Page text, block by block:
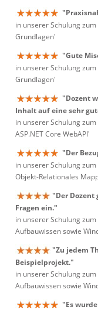
in unserer Schulung
Grundlagen'
"Gute
in unserer Schulung
Grundlagen'
"Dozent
Inhalt auf eine sehr
in unserer Schulung
ASP.NET Core WebAPI'
"Der
in unserer Schulung
Objekt-Relationales
"Der
Fragen ein."
in unserer Schulung
Aufbauwissen sowie
"Zu jedem
Beispielprojekt."
in unserer Schulung
Aufbauwissen sowie
"Es